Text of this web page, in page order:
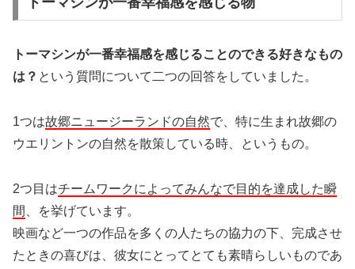
トーマシンが一番幸福感を感じることのできる好きなもの
は？ という質問について二つの回答をしていました。
1つは故郷ニュージーランドの自然で、特に生まれ故郷の
ウエリントンの自然を散策している時、というもの。
2つ目はチームワークによってみんなで目的を達成した瞬
間
、を挙げています。
映画など一つの作品を多くの人たちの協力の下、完成させ
たときの喜びは、彼女にとってとても素晴らしいものであ